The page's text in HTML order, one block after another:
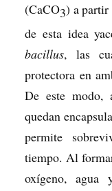
(CaCO3) a partir
de esta idea
bacillus, las
protectora en
De este modo,
quedan
permite
tiempo. Al
oxígeno, agua